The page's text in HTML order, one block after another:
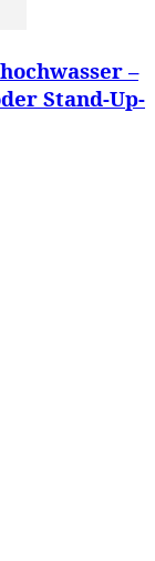
–
Stand-Up-